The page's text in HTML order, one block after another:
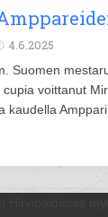
4.6.2025
Suomen
voittanut
kaudella